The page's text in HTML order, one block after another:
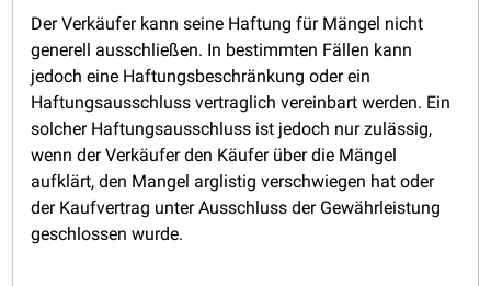
Der Verkäufer kann seine Haftung für Mängel nicht
generell ausschließen. In bestimmten Fällen kann
jedoch eine Haftungsbeschränkung oder ein
Haftungsausschluss vertraglich vereinbart werden. Ein
solcher Haftungsausschluss ist jedoch nur zulässig,
wenn der Verkäufer den Käufer über die Mängel
aufklärt, den Mangel arglistig verschwiegen hat oder
der Kaufvertrag unter Ausschluss der Gewährleistung
geschlossen wurde.